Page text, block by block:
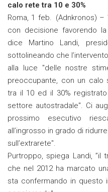
calo rete tra 10 e 30%
Roma, 1 feb. (Adnkronos) –
con decisione favorendo
dice Martino Landi,
sottolineando che
alla luce "delle nostre
preoccupante, con un calo
tra il 10 ed il 30%
settore autostradale". Ci
prossimo esecutivo
all’ingrosso in grado di
sull’extrarete".
Purtroppo, spiega Landi,
che nel 2012 ha marcato
sta confermando in questo